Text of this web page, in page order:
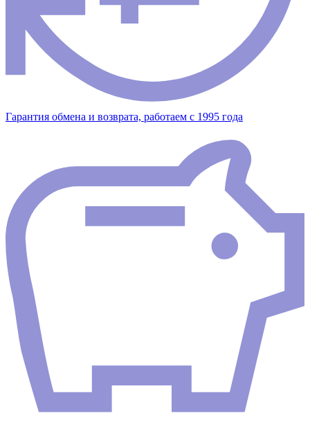
Гарантия обмена и возврата, работаем с 1995 года